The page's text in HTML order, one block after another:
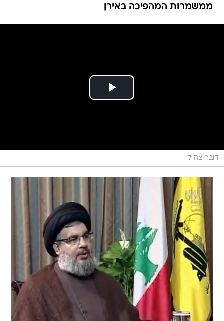
ממשמרות המהפיכה באירן
דובר צה"ל